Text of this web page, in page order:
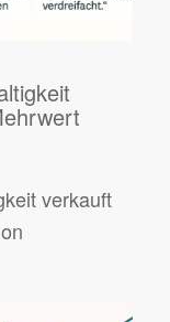
verkauft